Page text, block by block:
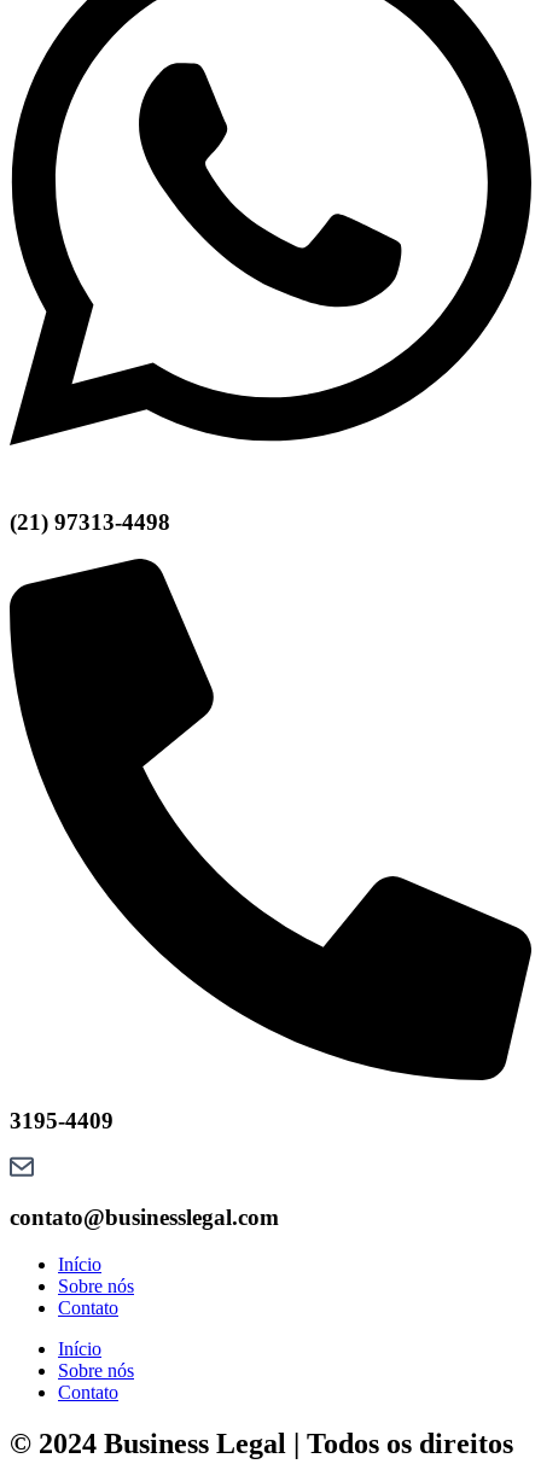
(21) 97313-4498
3195-4409
contato@businesslegal.com
Início
Sobre nós
Contato
Início
Sobre nós
Contato
© 2024 Business Legal | Todos os direitos